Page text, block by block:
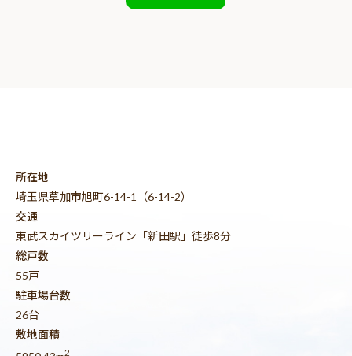
所在地
埼玉県草加市旭町6-14-1（6-14-2）
交通
東武スカイツリーライン「新田駅」徒歩8分
総戸数
55戸
駐車場台数
26台
敷地面積
2